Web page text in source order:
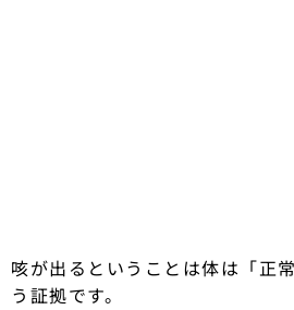
咳が出るということは体は「正
う証拠です。